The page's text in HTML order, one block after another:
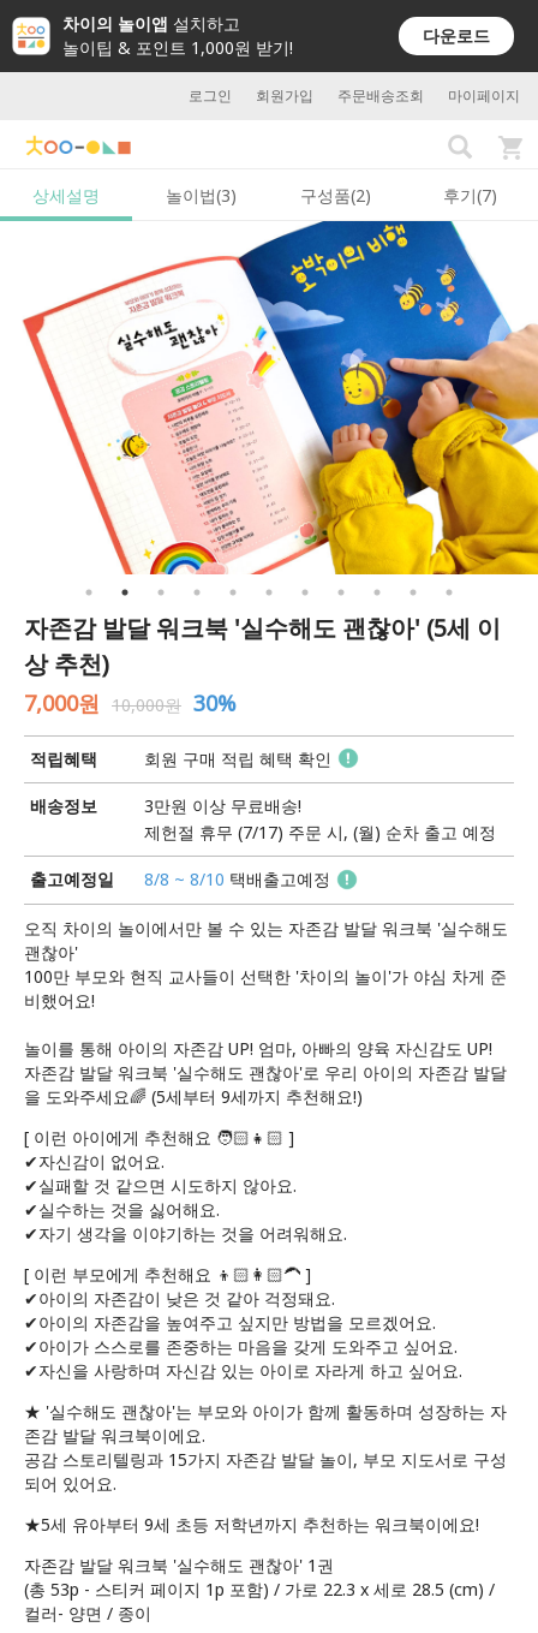
차이의 놀이앱 설치하고
놀이팁 & 포인트 1,000원 받기!
다운로드
로그인 회원가입 주문배송조회 마이페이지
상세설명 놀이법(3) 구성품(2) 후기(7)
자존감 발달 워크북 '실수해도 괜찮아' (5세 이
상 추천)
7,000원 10,000원 30%
적립혜택 회원 구매 적립 혜택 확인
배송정보
3만원 이상 무료배송!
제헌절 휴무 (7/17) 주문 시, (월) 순차 출고 예정
출고예정일 8/8 ~ 8/10 택배출고예정
오직 차이의 놀이에서만 볼 수 있는 자존감 발달 워크북 '실수해도
괜찮아'
100만 부모와 현직 교사들이 선택한 '차이의 놀이'가 야심 차게 준
비했어요!
놀이를 통해 아이의 자존감 UP! 엄마, 아빠의 양육 자신감도 UP!
자존감 발달 워크북 '실수해도 괜찮아'로 우리 아이의 자존감 발달
을 도와주세요🌈 (5세부터 9세까지 추천해요!)
[ 이런 아이에게 추천해요 🧑🏻👧🏻 ]
✔자신감이 없어요.
✔실패할 것 같으면 시도하지 않아요.
✔실수하는 것을 싫어해요.
✔자기 생각을 이야기하는 것을 어려워해요.
[ 이런 부모에게 추천해요 👦🏻👩🏻‍🦱 ]
✔아이의 자존감이 낮은 것 같아 걱정돼요.
✔아이의 자존감을 높여주고 싶지만 방법을 모르겠어요.
✔아이가 스스로를 존중하는 마음을 갖게 도와주고 싶어요.
✔자신을 사랑하며 자신감 있는 아이로 자라게 하고 싶어요.
★ '실수해도 괜찮아'는 부모와 아이가 함께 활동하며 성장하는 자
존감 발달 워크북이에요.
공감 스토리텔링과 15가지 자존감 발달 놀이, 부모 지도서로 구성
되어 있어요.
★5세 유아부터 9세 초등 저학년까지 추천하는 워크북이에요!
자존감 발달 워크북 '실수해도 괜찮아' 1권
(총 53p - 스티커 페이지 1p 포함) / 가로 22.3 x 세로 28.5 (cm) /
컬러- 양면 / 종이